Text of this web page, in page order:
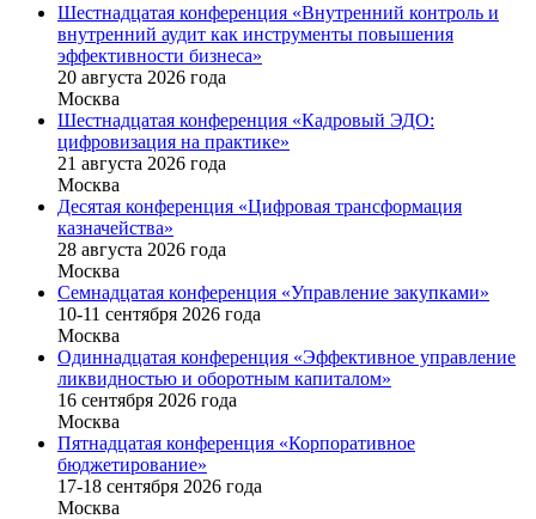
Шестнадцатая конференция «Внутренний контроль и
внутренний аудит как инструменты повышения
эффективности бизнеса»
20 августа 2026 года
Москва
Шестнадцатая конференция «Кадровый ЭДО:
цифровизация на практике»
21 августа 2026 года
Москва
Десятая конференция «Цифровая трансформация
казначейства»
28 августа 2026 года
Москва
Семнадцатая конференция «Управление закупками»
10-11 сентября 2026 года
Москва
Одиннадцатая конференция «Эффективное управление
ликвидностью и оборотным капиталом»
16 cентября 2026 года
Москва
Пятнадцатая конференция «Корпоративное
бюджетирование»
17-18 сентября 2026 года
Москва